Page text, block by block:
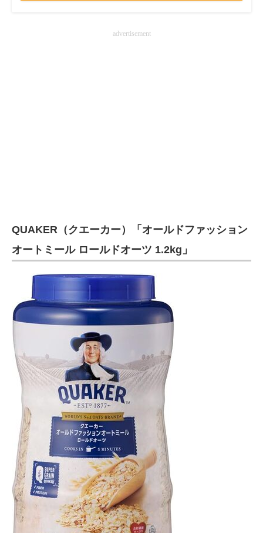
advertisement
QUAKER（クエーカー）「オールドファッション
オートミール ロールドオーツ 1.2kg」